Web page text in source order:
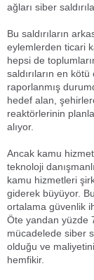
ağları siber
Bu saldırıların
eylemlerden ticari
hepsi de
saldırıların en
raporlanmış
hedef alan,
reaktörlerinin
alıyor.
Ancak kamu
teknoloji
kamu hizmetleri
giderek büyüyor.
ortalama güvenlik
Öte yandan yüzde
mücadelede siber
olduğu ve
hemfikir.